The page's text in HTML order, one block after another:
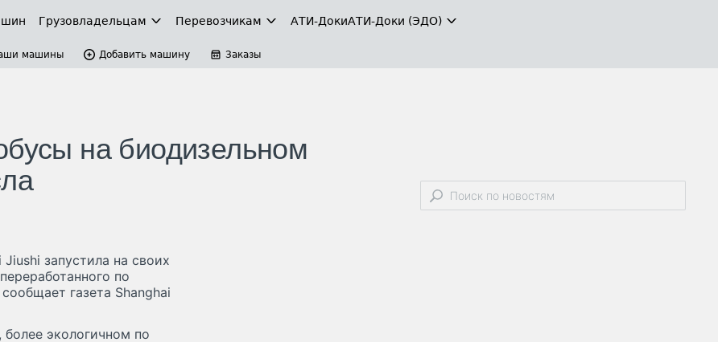
Грузовладельцам Перевозчикам АТИ-ДокиАТИ-Доки (ЭДО)
машины Добавить машину Заказы
на биодизельном
запустила на своих
по
газета Shanghai
экологичном по